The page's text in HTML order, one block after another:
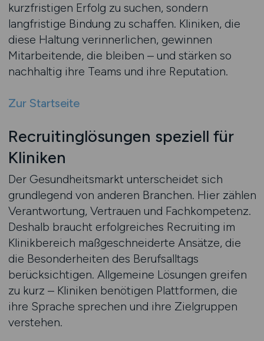
kurzfristigen Erfolg zu suchen, sondern
langfristige Bindung zu schaffen. Kliniken, die
diese Haltung verinnerlichen, gewinnen
Mitarbeitende, die bleiben – und stärken so
nachhaltig ihre Teams und ihre Reputation.
Zur Startseite
Recruitinglösungen speziell für
Kliniken
Der Gesundheitsmarkt unterscheidet sich
grundlegend von anderen Branchen. Hier zählen
Verantwortung, Vertrauen und Fachkompetenz.
Deshalb braucht erfolgreiches Recruiting im
Klinikbereich maßgeschneiderte Ansätze, die
die Besonderheiten des Berufsalltags
berücksichtigen. Allgemeine Lösungen greifen
zu kurz – Kliniken benötigen Plattformen, die
ihre Sprache sprechen und ihre Zielgruppen
verstehen.